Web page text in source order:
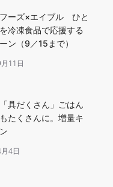
ージング (46)
ニュー(31)
ーズ×エイブル ひと
冷凍食品で応援する
ン（9／15まで）
11日
具だくさん」ごはん
たくさんに。増量キ
4日